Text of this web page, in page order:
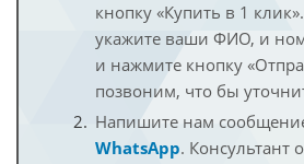
кнопку «Купить в 1
укажите ваши ФИО, и
и нажмите кнопку
позвоним, что бы
Напишите нам
WhatsApp. Консультант